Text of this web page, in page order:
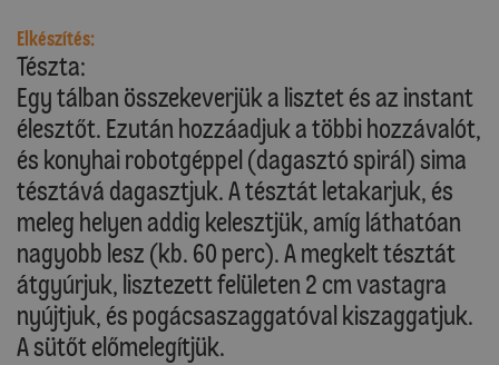
Elkészítés:
Tészta:
Egy tálban összekeverjük a lisztet és az instant
élesztőt. Ezután hozzáadjuk a többi hozzávalót,
és konyhai robotgéppel (dagasztó spirál) sima
tésztává dagasztjuk. A tésztát letakarjuk, és
meleg helyen addig kelesztjük, amíg láthatóan
nagyobb lesz (kb. 60 perc). A megkelt tésztát
átgyúrjuk, lisztezett felületen 2 cm vastagra
nyújtjuk, és pogácsaszaggatóval kiszaggatjuk.
A sütőt előmelegítjük.